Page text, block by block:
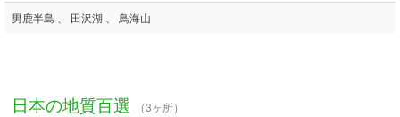
男鹿半島 、 田沢湖 、 鳥海山
日本の地質百選 （3ヶ所）